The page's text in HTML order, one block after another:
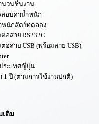
นวนชิ้นงาน
สอบค่าน้ำหนัก
หนักสัตว์ทดลอง
ต่อสายRS232C
อสาย USB (พร้อมสาย USB)
ระเทศญี่ปุ่น
1 ปี(ตามการใช้งานปกติ)
เติม